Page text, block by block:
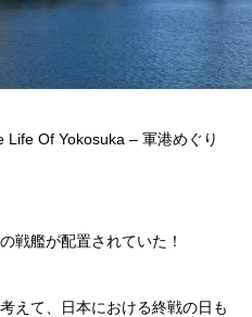
Of Yokosuka – 軍港めぐり
戦艦が配置されていた！
えて、日本における終戦の日も